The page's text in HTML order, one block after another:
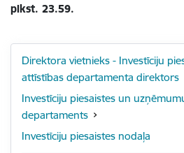
plkst. 23.59.
Direktora vietnieks - Investīciju
attīstības departamenta direktors
Investīciju piesaistes un
departaments
Investīciju piesaistes nodaļa